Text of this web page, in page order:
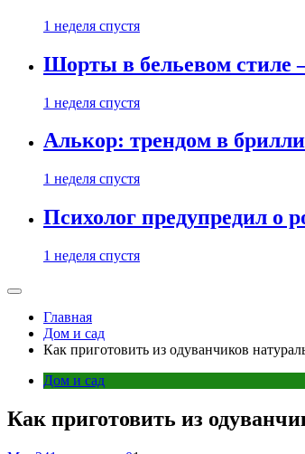
1 неделя спустя
Шорты в бельевом стиле
1 неделя спустя
Алькор: трендом в
1 неделя спустя
Психолог предупредил о
1 неделя спустя
Главная
Дом и сад
Как приготовить из одуванчиков
Дом и сад
Как приготовить из